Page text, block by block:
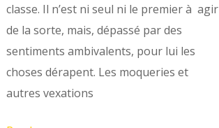
classe. Il n’est ni seul ni le premier à agir
de la sorte, mais, dépassé par des
sentiments ambivalents, pour lui les
choses dérapent. Les moqueries et
autres vexations